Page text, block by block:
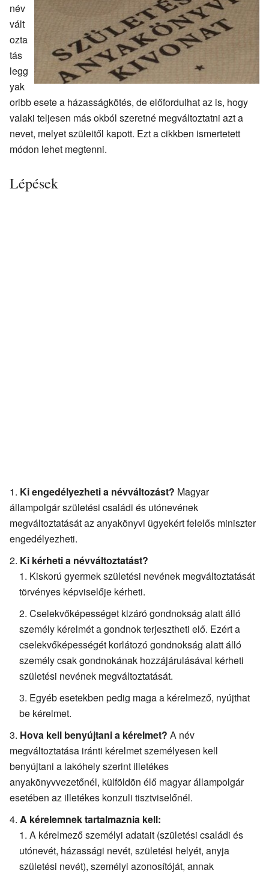
név
vált
ozta
tás
legg
yak
oribb esete a házasságkötés, de előfordulhat az is, hogy
valaki teljesen más okból szeretné megváltoztatni azt a
nevet, melyet szüleitől kapott. Ezt a cikkben ismertetett
módon lehet megtenni.
Lépések
Ki engedélyezheti a névváltozást? Magyar
állampolgár születési családi és utónevének
megváltoztatását az anyakönyvi ügyekért felelős miniszter
engedélyezheti.
Ki kérheti a névváltoztatást?
Kiskorú gyermek születési nevének megváltoztatását
törvényes képviselője kérheti.
Cselekvőképességet kizáró gondnokság alatt álló
személy kérelmét a gondnok terjesztheti elő. Ezért a
cselekvőképességét korlátozó gondnokság alatt álló
személy csak gondnokának hozzájárulásával kérheti
születési nevének megváltoztatását.
Egyéb esetekben pedig maga a kérelmező, nyújthat
be kérelmet.
Hova kell benyújtani a kérelmet? A név
megváltoztatása iránti kérelmet személyesen kell
benyújtani a lakóhely szerint illetékes
anyakönyvvezetőnél, külföldön élő magyar állampolgár
esetében az illetékes konzuli tisztviselőnél.
A kérelemnek tartalmaznia kell:
A kérelmező személyi adatait (születési családi és
utónevét, házassági nevét, születési helyét, anyja
születési nevét), személyi azonosítóját, annak